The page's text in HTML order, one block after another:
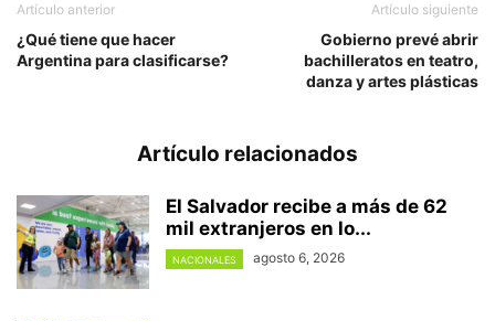
Artículo anterior
¿Qué tiene que hacer
Argentina para clasificarse?
Artículo siguiente
Gobierno prevé abrir
bachilleratos en teatro,
danza y artes plásticas
Artículo relacionados
El Salvador recibe a más de 62
mil extranjeros en lo...
NACIONALES agosto 6, 2026